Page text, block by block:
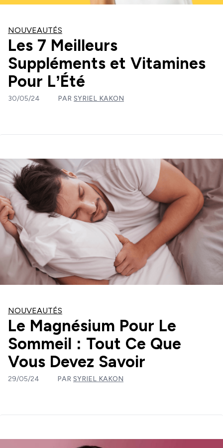
NOUVEAUTÉS
Les 7 Meilleurs
Suppléments et Vitamines
Pour L’Été
30/05/24 PAR SYRIEL KAKON
NOUVEAUTÉS
Le Magnésium Pour Le
Sommeil : Tout Ce Que
Vous Devez Savoir
29/05/24 PAR SYRIEL KAKON